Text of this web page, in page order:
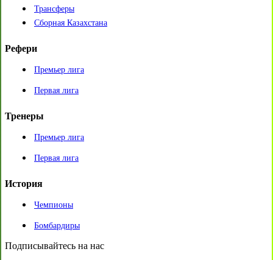
Трансферы
Сборная Казахстана
Рефери
Премьер лига
Первая лига
Тренеры
Премьер лига
Первая лига
История
Чемпионы
Бомбардиры
Подписывайтесь на нас